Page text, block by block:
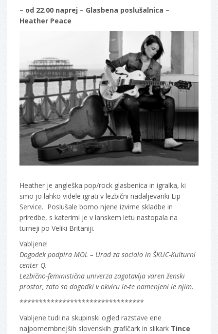
– od 22.00 naprej – Glasbena poslušalnica –
Heather Peace
Heather je angleška pop/rock glasbenica in igralka, ki
smo jo lahko videle igrati v lezbični nadaljevanki Lip
Service. Poslušale bomo njene izvirne skladbe in
priredbe, s katerimi je v lanskem letu nastopala na
turneji po Veliki Britaniji.
Vabljene!
Dogodek podpira MOL – Urad za socialo in ŠKUC-Kulturni
center Q.
Lezbično-feministična univerza zagotavlja varen ženski
prostor, zato so dogodki v okviru le-te namenjeni le njim.
********************************
Vabljene tudi na skupinski ogled razstave ene
najpomembnejših slovenskih grafičark in slikark Tince